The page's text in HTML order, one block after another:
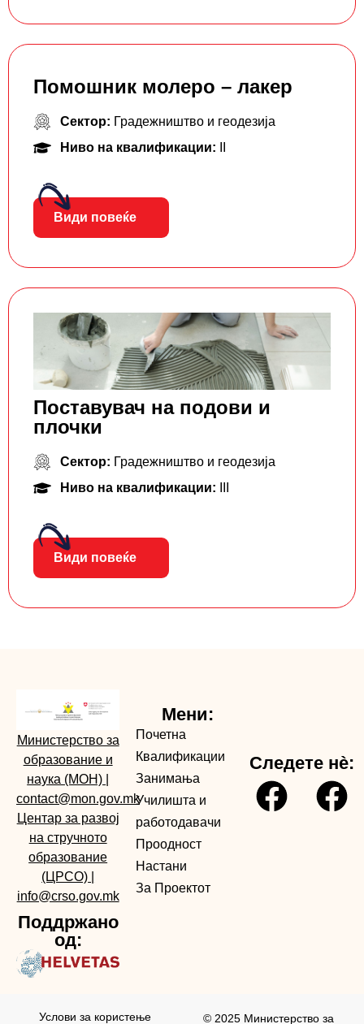
Помошник молеро – лакер
Сектор: Градежништво и геодезија
Ниво на квалификации:
Види повеќе
Поставувач на подови и
плочки
Сектор: Градежништво и геодезија
Ниво на квалификации:
Види повеќе
Министерство за
образование и
наука (МОН)
contact@mon.gov.mk
Центар за развој
на стручното
образование
(ЦРСО)
info@crso.gov.mk
Поддржано
од:
Мени:
Почетна
Квалификации
Занимања
Училишта и
работодавачи
Проодност
Настани
За Проектот
Следете нè:
© 2025 Министерство за
Услови за користењe